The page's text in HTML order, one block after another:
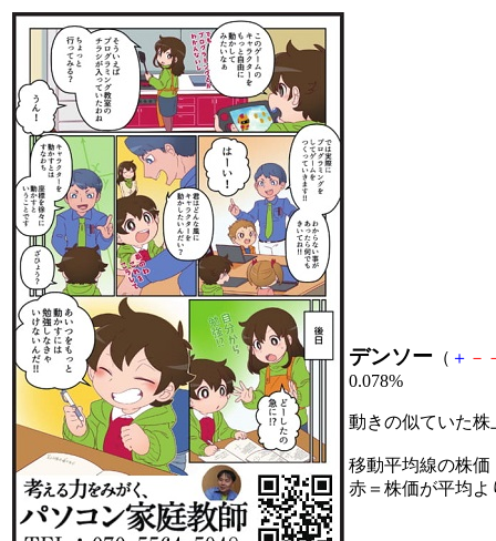
デンソー （ ＋ －
0.078%
動きの似ていた
移動平均線の株価
赤＝株価が平均